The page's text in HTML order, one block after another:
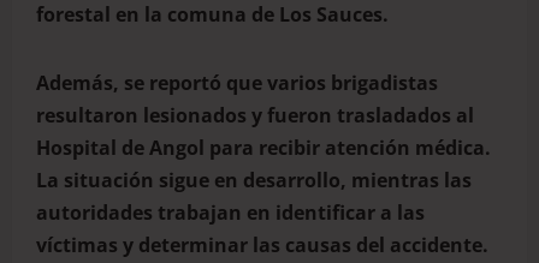
forestal en la comuna de Los Sauces.
Además, se reportó que varios brigadistas
resultaron lesionados y fueron trasladados al
Hospital de Angol para recibir atención médica.
La situación sigue en desarrollo, mientras las
autoridades trabajan en identificar a las
víctimas y determinar las causas del accidente.